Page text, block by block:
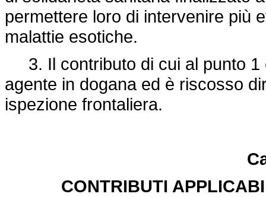
permettere loro di intervenire più
malattie esotiche.
3. Il contributo di cui al punto 1
agente in dogana ed è riscosso
ispezione frontaliera.
CONTRIBUTI